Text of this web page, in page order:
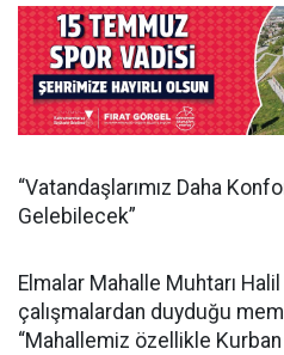
“Vatandaşlarımız Daha
Gelebilecek”
Elmalar Mahalle Muhtarı
çalışmalardan duyduğu
“Mahallemiz özellikle